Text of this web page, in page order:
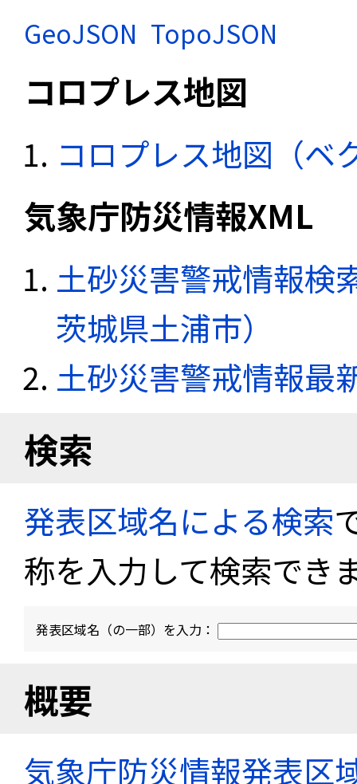
GeoJSON TopoJSON
コロプレス地図
コロプレス地図（ベ
気象庁防災情報XML
土砂災害警戒情報検
茨城県土浦市）
土砂災害警戒情報最
検索
発表区域名による検索
称を入力して検索でき
発表区域名（の一部）を入力：
概要
気象庁防災情報発表区